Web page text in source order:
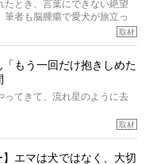
の魅力を語っていただきまし
ってた以上！ ガチ中のガチ
とき、言葉にできない絶望
者も脳腫瘍で愛犬が旅立っ
ほど厄介で困難な病気かを理
発症から1年生存すれば素晴ら
グの桃太郎は9歳で脳腫瘍を発
抜いたのです。旅立ったと
ジェンド級のレジェンドでし
一度も発作が起きなかったと
グだけでなく、脳腫瘍と闘う
与えるに違いありません。桃
んご夫婦に、治療の選択やケ
取材
「もう一回だけ抱きしめた
ってきて、流れ星のように去
について考えたいし、泣き出
取材
】エマは犬ではなく、大切